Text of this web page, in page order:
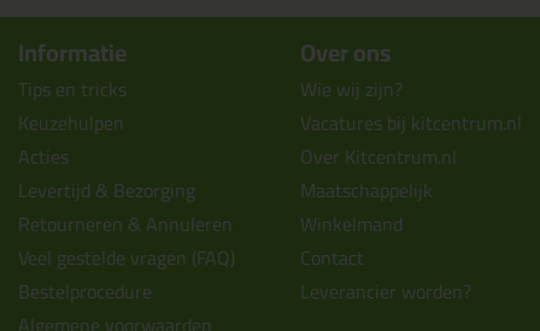
Informatie
Tips en tricks
Keuzehulpen
Acties
Levertijd & Bezorging
Retourneren & Annuleren
Veel gestelde vragen (FAQ)
Bestelprocedure
Over ons
Wie wij zijn?
Vacatures bij kitcentrum.nl
Over Kitcentrum.nl
Maatschappelijk
Winkelmand
Contact
Leverancier worden?